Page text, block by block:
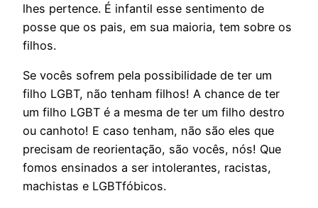
lhes pertence. É infantil esse sentimento de
posse que os pais, em sua maioria, tem sobre os
filhos.
Se vocês sofrem pela possibilidade de ter um
filho LGBT, não tenham filhos! A chance de ter
um filho LGBT é a mesma de ter um filho destro
ou canhoto! E caso tenham, não são eles que
precisam de reorientação, são vocês, nós! Que
fomos ensinados a ser intolerantes, racistas,
machistas e LGBTfóbicos.